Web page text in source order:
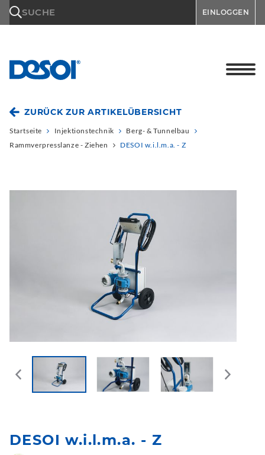
SUCHE EINLOGGEN
ZURÜCK ZUR ARTIKELÜBERSICHT
Startseite Injektionstechnik
Berg- & Tunnelbau
Rammverpresslanze - Ziehen
DESOI w.i.l.m.a. - Z
DESOI w.i.l.m.a. - Z